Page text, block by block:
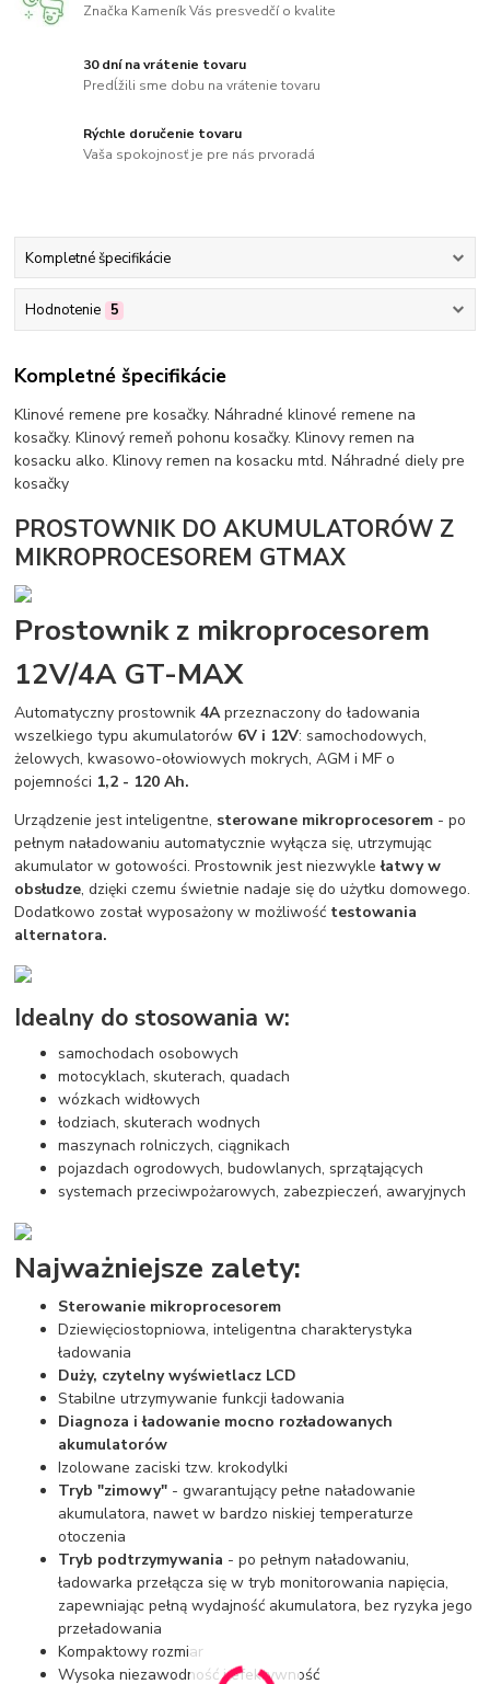
Značka Kameník Vás presvedčí o kvalite
30 dní na vrátenie tovaru
Predĺžili sme dobu na vrátenie tovaru
Rýchle doručenie tovaru
Vaša spokojnosť je pre nás prvoradá
Kompletné špecifikácie
Hodnotenie 5
Kompletné špecifikácie
Klinové remene pre kosačky. Náhradné klinové remene na
kosačky. Klinový remeň pohonu kosačky. Klinovy remen na
kosacku alko. Klinovy remen na kosacku mtd. Náhradné diely pre
kosačky
PROSTOWNIK DO AKUMULATORÓW Z
MIKROPROCESOREM GTMAX
Prostownik z mikroprocesorem
12V/4A GT-MAX
Automatyczny prostownik4Aprzeznaczony do ładowania
wszelkiego typu akumulatorów 6V i 12V: samochodowych,
żelowych, kwasowo-ołowiowych mokrych, AGM i MF o
pojemności 1,2 - 120 Ah.
Urządzenie jest inteligentne, sterowane mikroprocesorem - po
pełnym naładowaniu automatycznie wyłącza się, utrzymując
akumulator w gotowości. Prostownik jest niezwyklełatwy w
obsłudze, dzięki czemu świetnie nadaje się do użytku domowego.
Dodatkowo został wyposażony w możliwość testowania
alternatora.
Idealny do stosowania w:
samochodach osobowych
motocyklach, skuterach, quadach
wózkach widłowych
łodziach, skuterach wodnych
maszynach rolniczych, ciągnikach
pojazdach ogrodowych, budowlanych, sprzątających
systemach przeciwpożarowych, zabezpieczeń, awaryjnych
Najważniejsze zalety:
Sterowanie mikroprocesorem
Dziewięciostopniowa, inteligentna charakterystyka
ładowania
Duży, czytelny wyświetlacz LCD
Stabilne utrzymywanie funkcji ładowania
Diagnoza i ładowanie mocno rozładowanych
akumulatorów
Izolowane zaciski tzw. krokodylki
Tryb "zimowy" - gwarantujący pełne naładowanie
akumulatora, nawet w bardzo niskiej temperaturze
otoczenia
Tryb podtrzymywania - po pełnym naładowaniu,
ładowarka przełącza się w tryb monitorowania napięcia,
zapewniając pełną wydajność akumulatora, bez ryzyka jego
przeładowania
Kompaktowy rozmiar
Wysoka niezawodność i efektywność